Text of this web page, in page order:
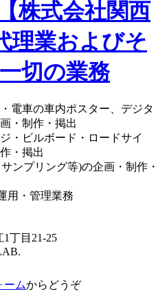
電車の車内ポスター、デジタ
・制作・掲出
・ビルボード・ロードサイ
・掲出
ンプリング等)の企画・制作・
用・管理業務
1丁目21-25
ームからどうぞ